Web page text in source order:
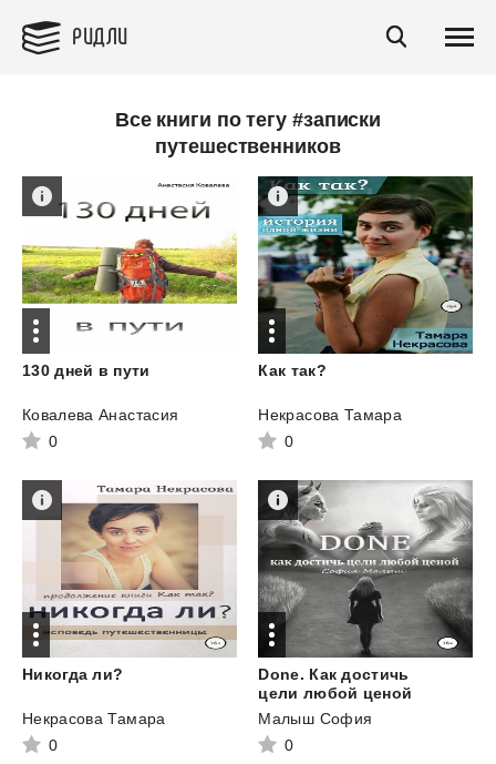
РИДЛИ
Все книги по тегу #записки
путешественников
130 дней в пути
Ковалева Анастасия
0
Как так?
Некрасова Тамара
0
Никогда ли?
Некрасова Тамара
0
Done. Как достичь
цели любой ценой
Малыш София
0